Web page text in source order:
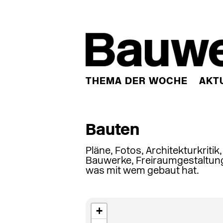
THEMA DER WOCHE
Bauten
Pläne, Fotos,
Bauwerke,
was mit wem gebaut hat.
+